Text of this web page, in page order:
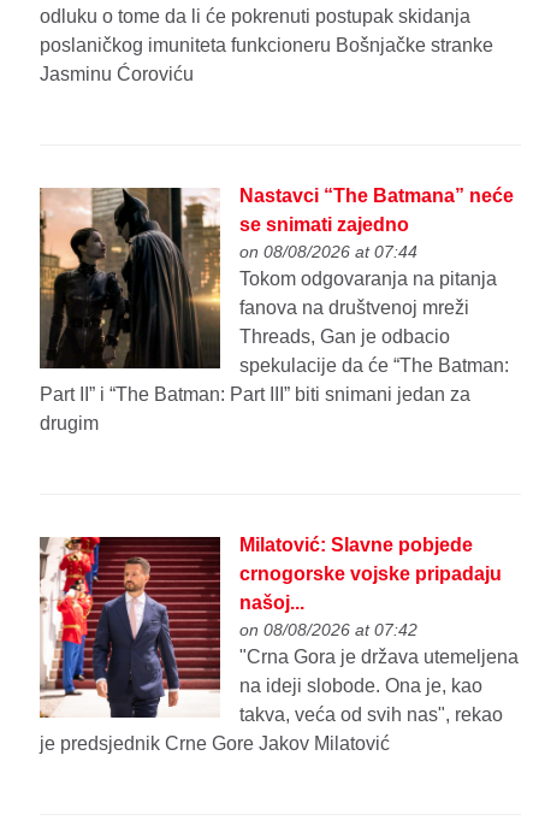
odluku o tome da li će pokrenuti postupak skidanja
poslaničkog imuniteta funkcioneru Bošnjačke stranke
Jasminu Ćoroviću
Nastavci “The Batmana” neće
se snimati zajedno
on 08/08/2026 at 07:44
Tokom odgovaranja na pitanja
fanova na društvenoj mreži
Threads, Gan je odbacio
spekulacije da će “The Batman:
Part II” i “The Batman: Part III” biti snimani jedan za
drugim
Milatović: Slavne pobjede
crnogorske vojske pripadaju
našoj...
on 08/08/2026 at 07:42
"Crna Gora je država utemeljena
na ideji slobode. Ona je, kao
takva, veća od svih nas", rekao
je predsjednik Crne Gore Jakov Milatović